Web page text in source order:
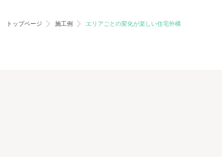
トップページ 施工例 エリアごとの変化が楽しい住宅外構